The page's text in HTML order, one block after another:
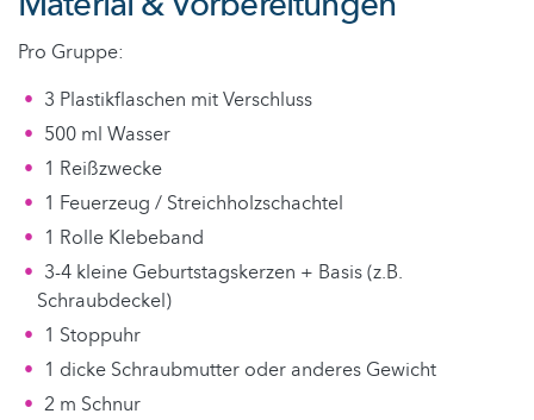
Pro Gruppe:
3 Plastikflaschen mit Verschluss
500 ml Wasser
1 Reißzwecke
1 Feuerzeug / Streichholzschachtel
1 Rolle Klebeband
3-4 kleine Geburtstagskerzen + Basis (z.B.
Schraubdeckel)
1 Stoppuhr
1 dicke Schraubmutter oder anderes Gewicht
2 m Schnur